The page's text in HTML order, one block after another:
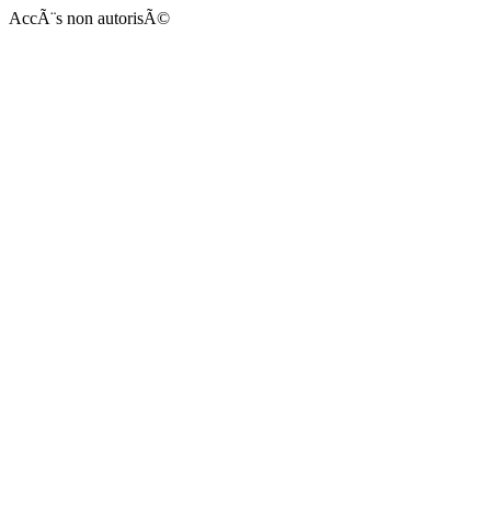
AccÃ¨s non autorisÃ©